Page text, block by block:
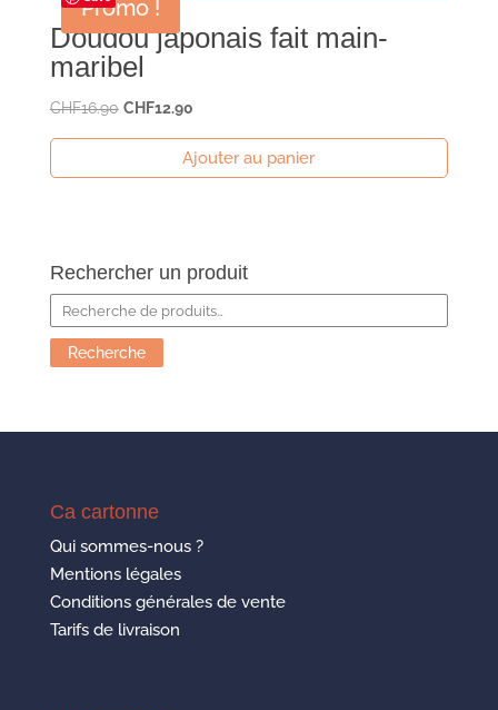
Promo !
Doudou japonais fait main-
maribel
CHF16.90 Le
était :
CHF12.90Le
actuel
est :
Ajouter au panier
Rechercher un produit
Recherche
pour :
Recherche
Ca cartonne
Qui sommes-nous ?
Mentions légales
Conditions générales de vente
Tarifs de livraison